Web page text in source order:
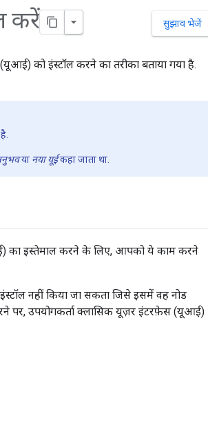
सुझाव भेजें
करें
को इंस्टॉल करने का तरीका बताया गया है.
या नया यूईकहा जाता था.
का इस्तेमाल करने के लिए, आपको ये काम करने
नहीं किया जा सकता जिसे इसमें वह नोड
पर, उपयोगकर्ता क्लासिक यूज़र इंटरफ़ेस (यूआई)